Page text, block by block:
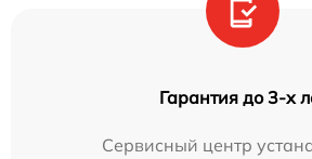
Гарантия до 3-х
Сервисный центр